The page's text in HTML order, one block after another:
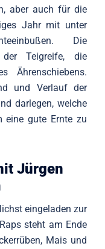
aber auch für die
Jahr mit unter
Die
Teigreife, die
Ährenschiebens.
und Verlauf der
darlegen, welche
eine gute Ernte zu
Jürgen
eingeladen zur
steht am Ende
Mais und